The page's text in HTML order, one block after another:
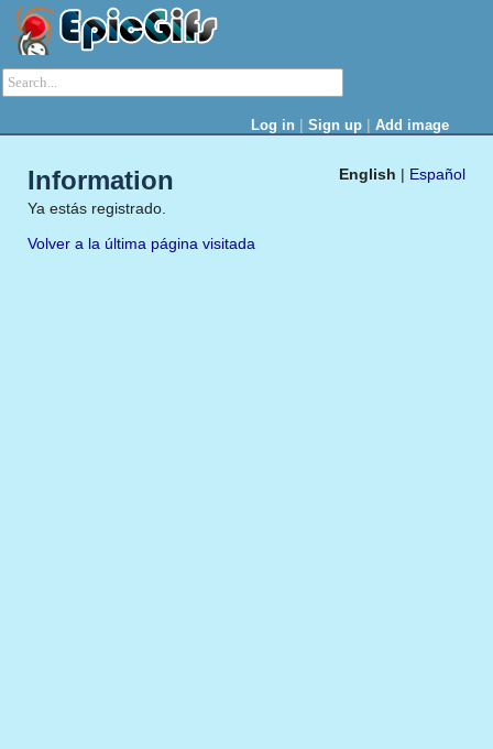
Log in | Sign up | Add image
English | Español
Information
Ya estás registrado.
Volver a la última página visitada